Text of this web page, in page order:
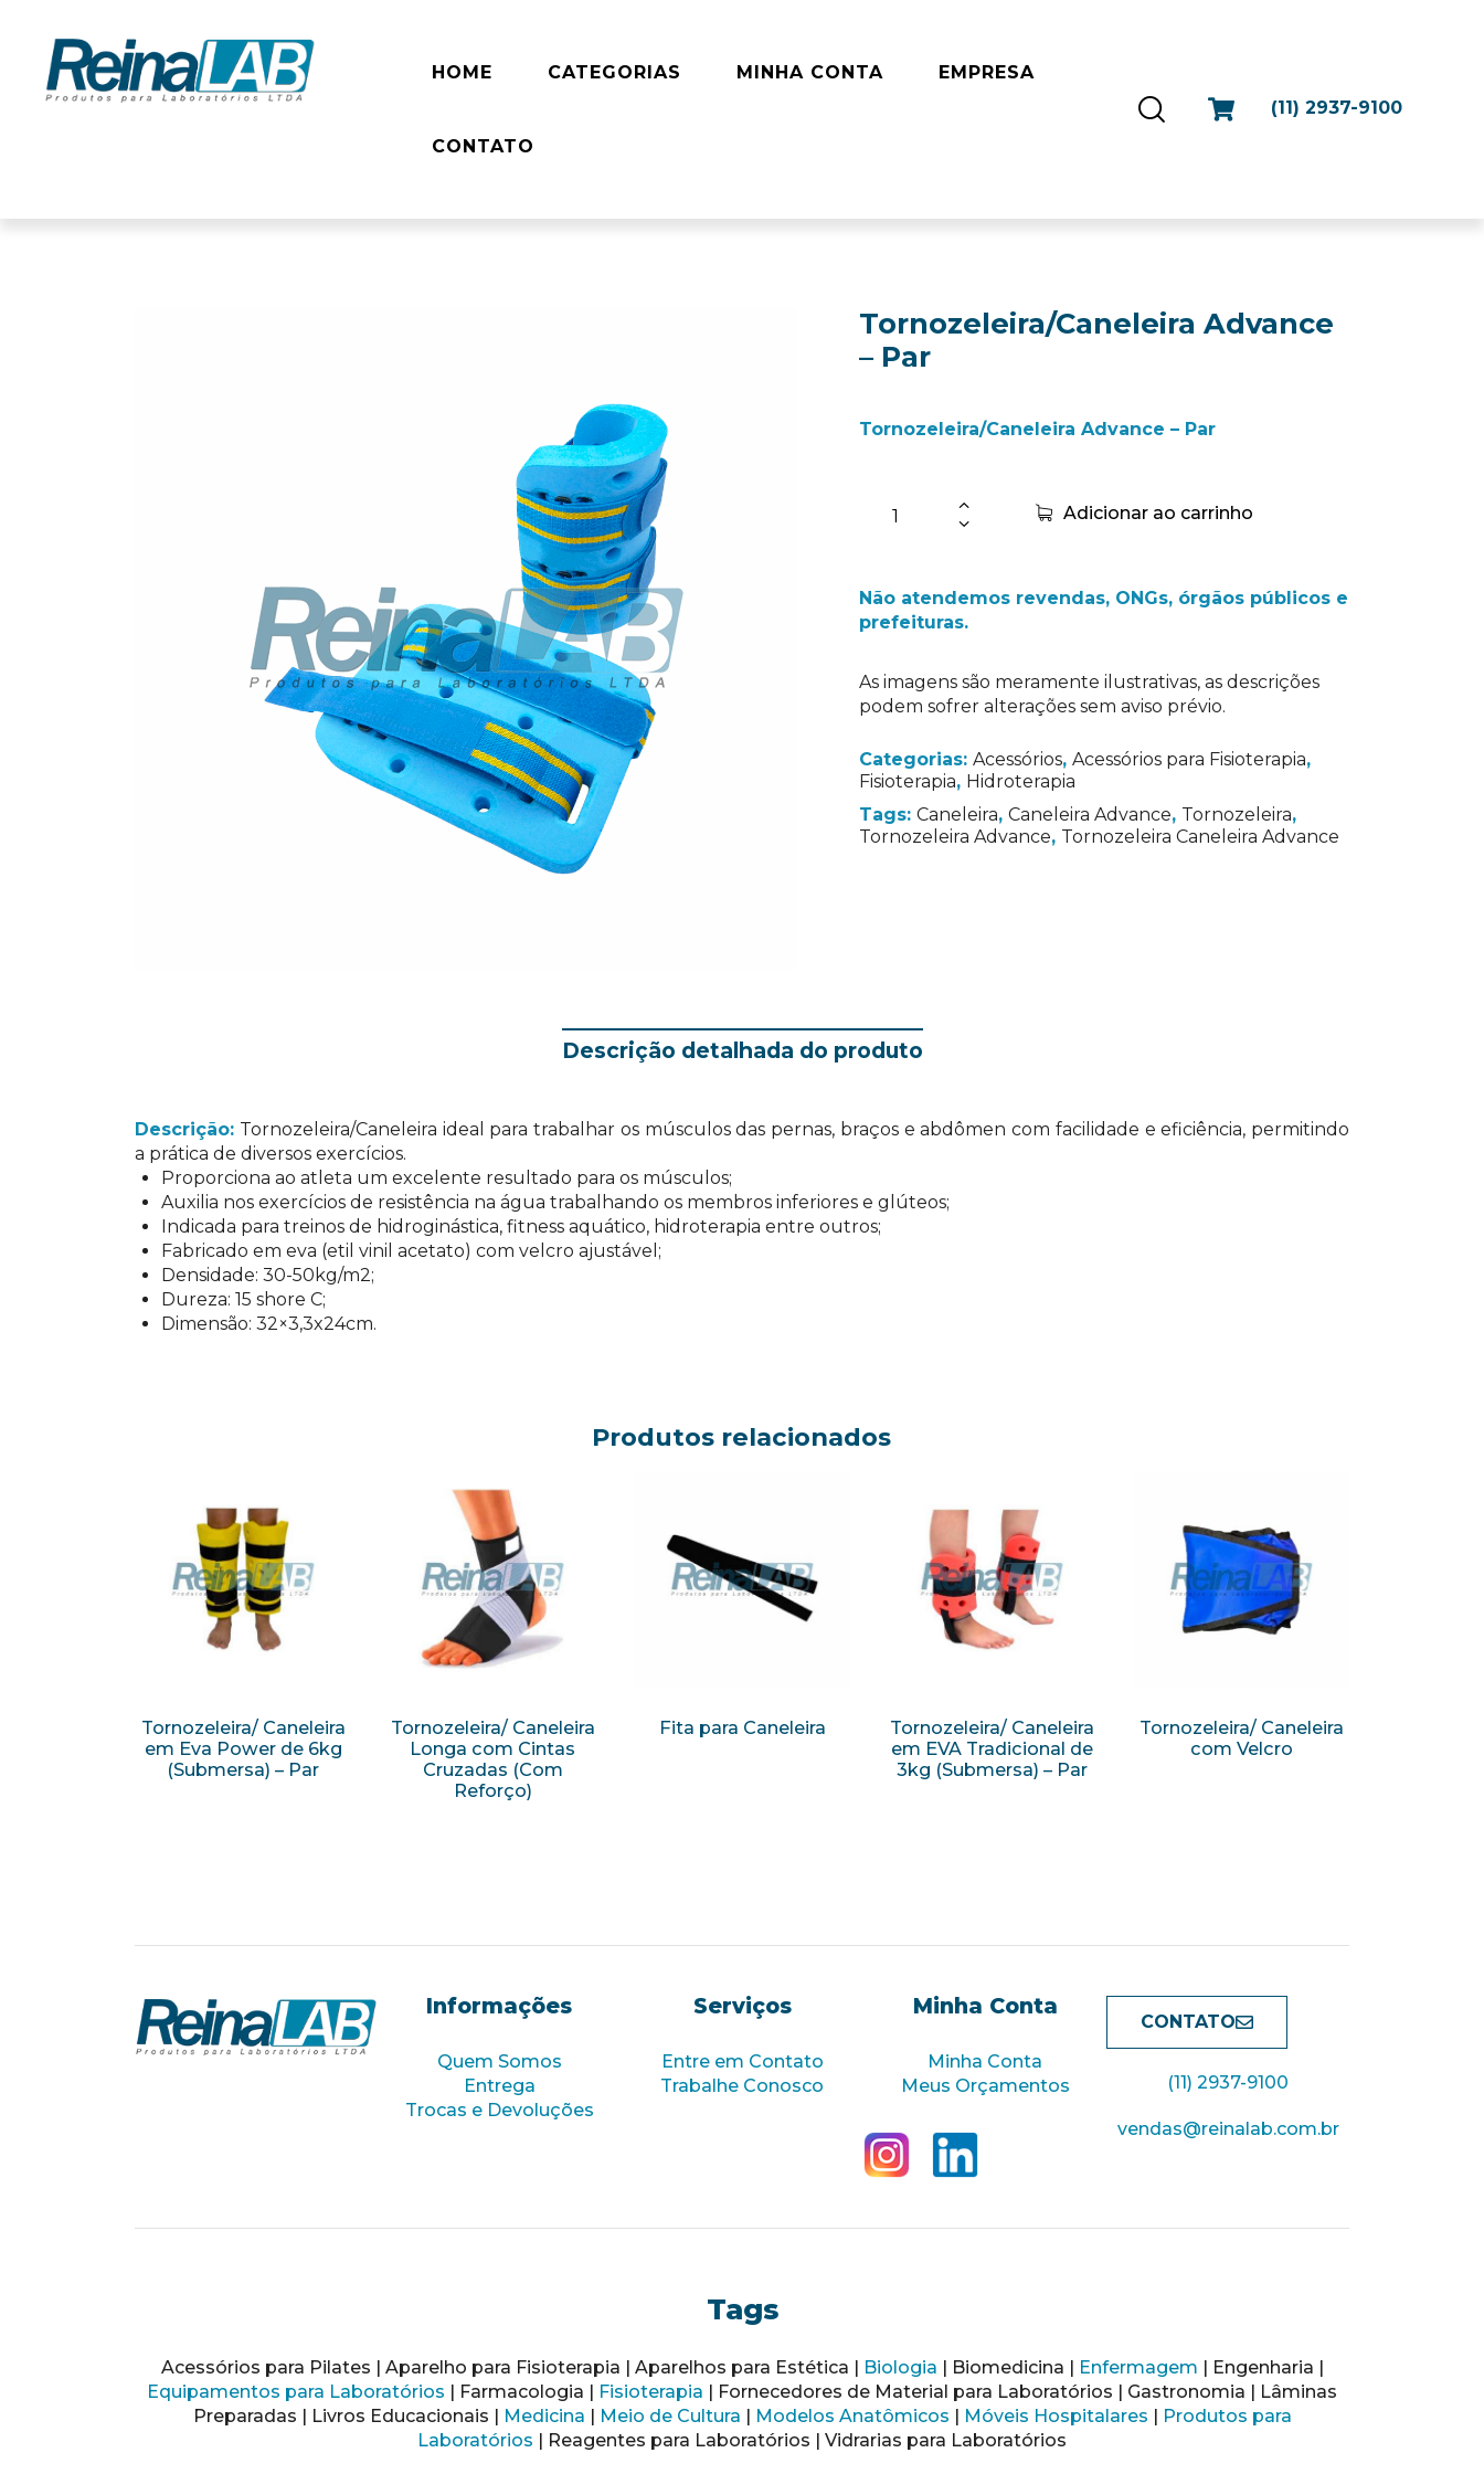
HOME CATEGORIAS MINHA CONTA EMPRESA
CONTATO
(11) 2937-9100
Tornozeleira/Caneleira Advance
– Par
Tornozeleira/Caneleira Advance – Par
Adicionar ao carrinho
Não atendemos revendas, ONGs, órgãos públicos e
prefeituras.
As imagens são meramente ilustrativas, as descrições
podem sofrer alterações sem aviso prévio.
Categorias: Acessórios, Acessórios para Fisioterapia,
Fisioterapia, Hidroterapia
Tags: Caneleira, Caneleira Advance, Tornozeleira,
Tornozeleira Advance, Tornozeleira Caneleira Advance
Descrição detalhada do produto
Descrição: Tornozeleira/Caneleira ideal para trabalhar os músculos das pernas, braços e abdômen com facilidade e eficiência, permitindo
a prática de diversos exercícios.
Proporciona ao atleta um excelente resultado para os músculos;
Auxilia nos exercícios de resistência na água trabalhando os membros inferiores e glúteos;
Indicada para treinos de hidroginástica, fitness aquático, hidroterapia entre outros;
Fabricado em eva (etil vinil acetato) com velcro ajustável;
Densidade: 30-50kg/m2;
Dureza: 15 shore C;
Dimensão: 32×3,3x24cm.
Produtos relacionados
Tornozeleira/ Caneleira
em Eva Power de 6kg
(Submersa) – Par
Tornozeleira/ Caneleira
Longa com Cintas
Cruzadas (Com
Reforço)
Fita para Caneleira
Tornozeleira/ Caneleira
em EVA Tradicional de
3kg (Submersa) – Par
Tornozeleira/ Caneleira
com Velcro
Informações
Quem Somos
Entrega
Trocas e Devoluções
Serviços
Entre em Contato
Trabalhe Conosco
Minha Conta
Minha Conta
Meus Orçamentos
CONTATO
(11) 2937-9100
vendas@reinalab.com.br
Tags
Acessórios para Pilates | Aparelho para Fisioterapia | Aparelhos para Estética | Biologia | Biomedicina | Enfermagem | Engenharia |
Equipamentos para Laboratórios | Farmacologia | Fisioterapia | Fornecedores de Material para Laboratórios | Gastronomia | Lâminas
Preparadas | Livros Educacionais | Medicina | Meio de Cultura | Modelos Anatômicos | Móveis Hospitalares | Produtos para
Laboratórios | Reagentes para Laboratórios | Vidrarias para Laboratórios